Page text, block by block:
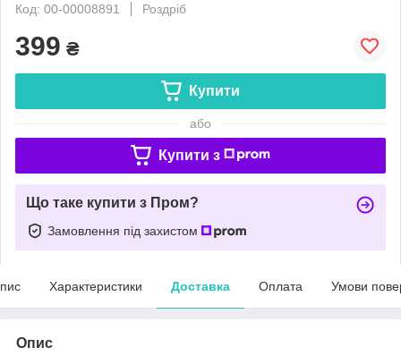
Код: 00-00008891
Роздріб
399 ₴
Купити
або
Купити з
Що таке купити з Пром?
Замовлення під захистом
Характеристики Доставка Оплата Умови
Опис